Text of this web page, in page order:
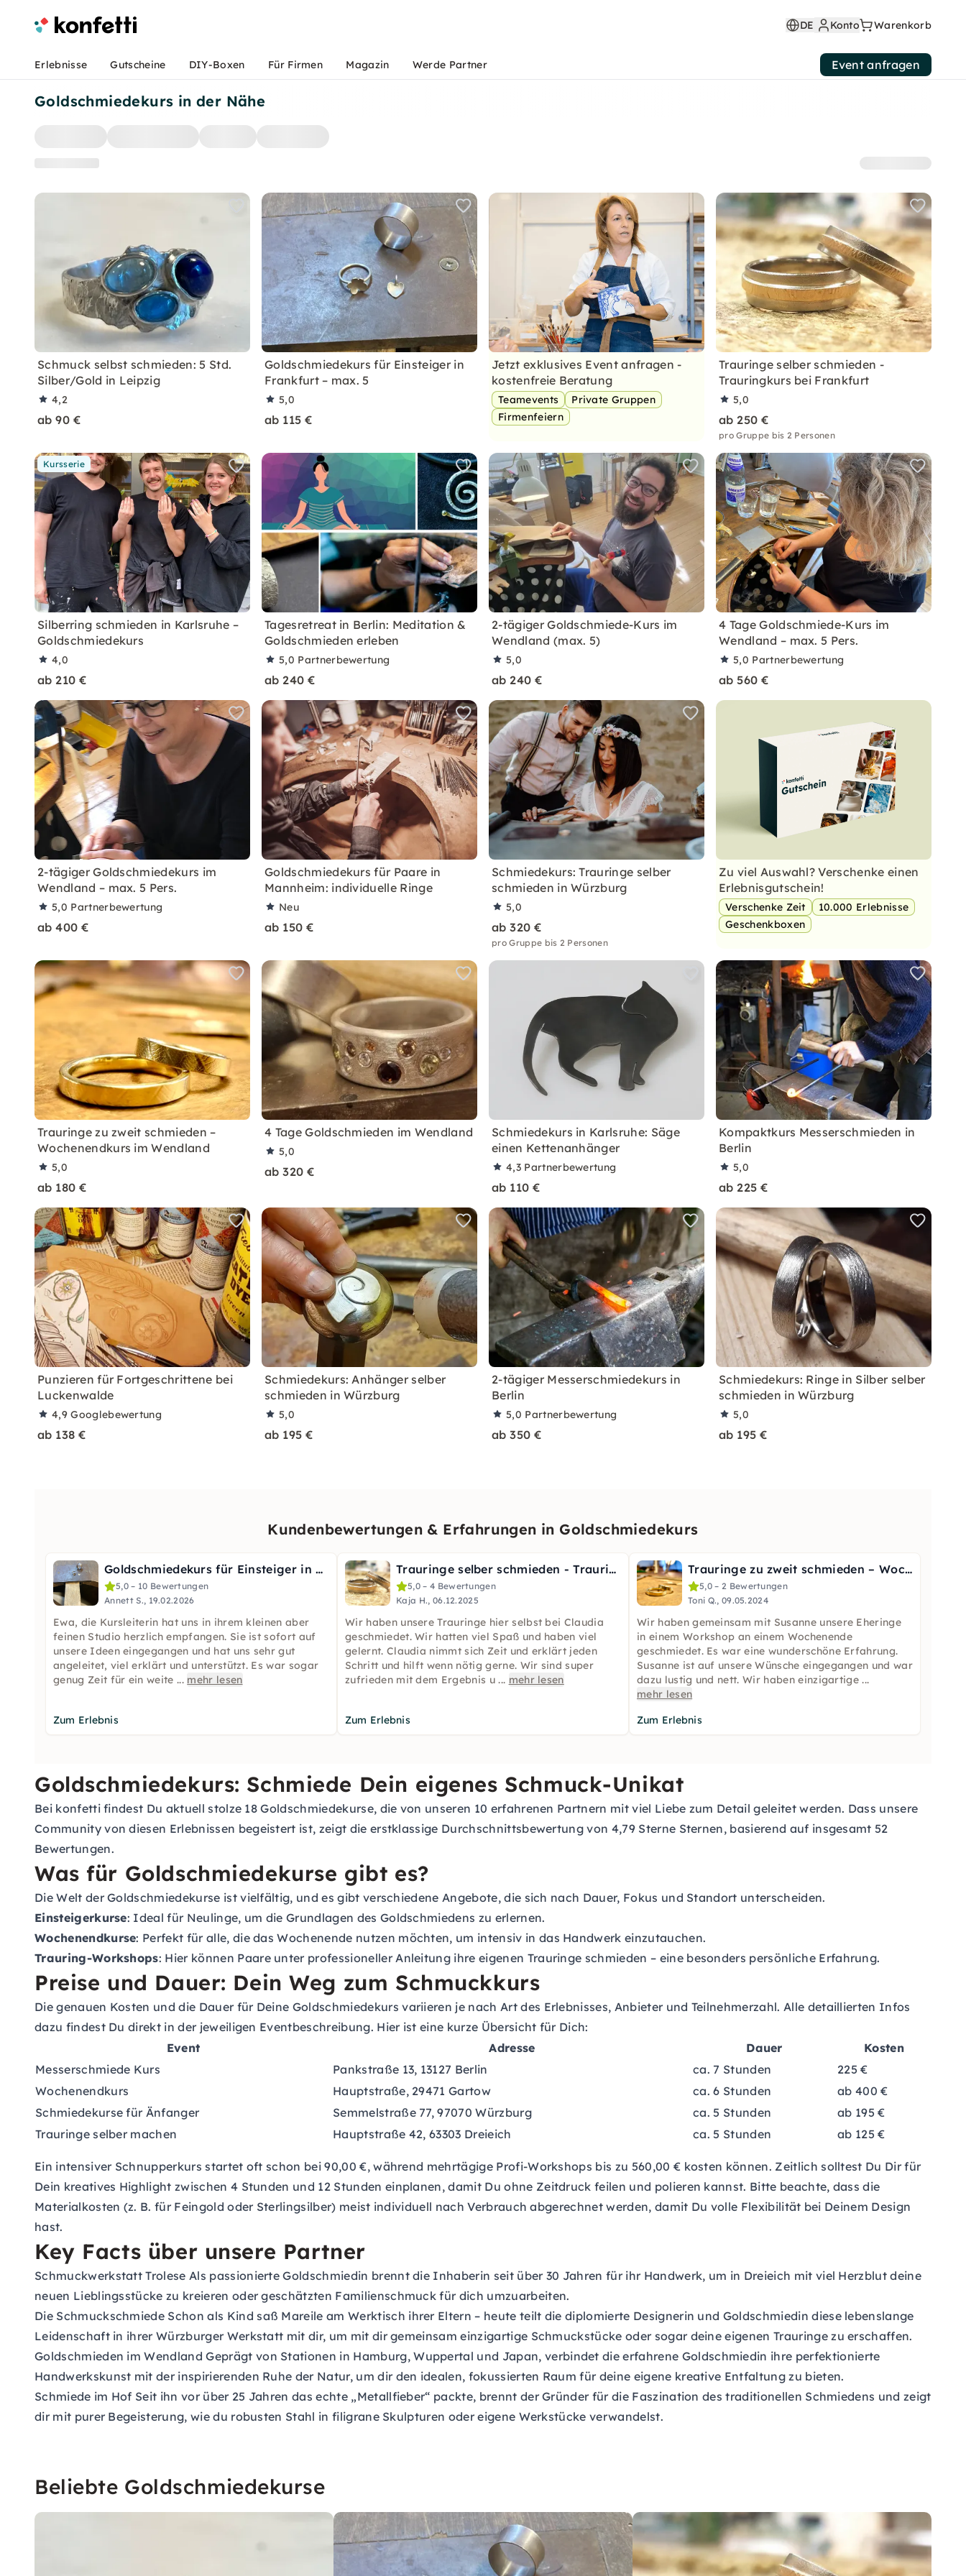
Goldschmiedekurs in der Nähe
Schmuck selbst schmieden: 5 Std.
Silber/Gold in Leipzig
4,2
ab 90 €
Goldschmiedekurs für Einsteiger in
Frankfurt – max. 5
5,0
ab 115 €
Jetzt exklusives Event anfragen -
kostenfreie Beratung
Teamevents
Private Gruppen
Firmenfeiern
Trauringe selber schmieden -
Trauringkurs bei Frankfurt
5,0
ab 250 €
pro Gruppe bis 2 Personen
Kursserie
Silberring schmieden in Karlsruhe –
Goldschmiedekurs
4,0
ab 210 €
Tagesretreat in Berlin: Meditation &
Goldschmieden erleben
5,0 Partnerbewertung
ab 240 €
2-tägiger Goldschmiede-Kurs im
Wendland (max. 5)
5,0
ab 240 €
4 Tage Goldschmiede-Kurs im
Wendland – max. 5 Pers.
5,0 Partnerbewertung
ab 560 €
2-tägiger Goldschmiedekurs im
Wendland – max. 5 Pers.
5,0 Partnerbewertung
ab 400 €
Goldschmiedekurs für Paare in
Mannheim: individuelle Ringe
Neu
ab 150 €
Schmiedekurs: Trauringe selber
schmieden in Würzburg
5,0
ab 320 €
pro Gruppe bis 2 Personen
Zu viel Auswahl? Verschenke einen
Erlebnisgutschein!
Verschenke Zeit
10.000 Erlebnisse
Geschenkboxen
Trauringe zu zweit schmieden –
Wochenendkurs im Wendland
5,0
ab 180 €
4 Tage Goldschmieden im Wendland
5,0
ab 320 €
Schmiedekurs in Karlsruhe: Säge
einen Kettenanhänger
4,3 Partnerbewertung
ab 110 €
Kompaktkurs Messerschmieden in
Berlin
5,0
ab 225 €
Punzieren für Fortgeschrittene bei
Luckenwalde
4,9Googlebewertung
ab 138 €
Schmiedekurs: Anhänger selber
schmieden in Würzburg
5,0
ab 195 €
2-tägiger Messerschmiedekurs in
Berlin
5,0 Partnerbewertung
ab 350 €
Schmiedekurs: Ringe in Silber selber
schmieden in Würzburg
5,0
ab 195 €
Kundenbewertungen & Erfahrungen in Goldschmiedekurs
Goldschmiedekurs für Einsteiger in Frankfurt – max. 5
5,0 – 10 Bewertungen
Annett S., 19.02.2026
Ewa, die Kursleiterin hat uns in ihrem kleinen aber
feinen Studio herzlich empfangen. Sie ist sofort auf
unsere Ideen eingegangen und hat uns sehr gut
angeleitet, viel erklärt und unterstützt. Es war sogar
genug Zeit für ein weite ... mehr lesen
Zum Erlebnis
Trauringe selber schmieden - Trauringkurs bei Frankfurt
5,0 – 4 Bewertungen
Kaja H., 06.12.2025
Wir haben unsere Trauringe hier selbst bei Claudia
geschmiedet. Wir hatten viel Spaß und haben viel
gelernt. Claudia nimmt sich Zeit und erklärt jeden
Schritt und hilft wenn nötig gerne. Wir sind super
zufrieden mit dem Ergebnis u... mehr lesen
Zum Erlebnis
Trauringe zu zweit schmieden – Wochenendkurs im Wendland
5,0 – 2 Bewertungen
Toni Q., 09.05.2024
Wir haben gemeinsam mit Susanne unsere Eheringe
in einem Workshop an einem Wochenende
geschmiedet. Es war eine wunderschöne Erfahrung.
Susanne ist auf unsere Wünsche eingegangen und war
dazu lustig und nett. Wir haben einzigartige ...
mehr lesen
Zum Erlebnis
Goldschmiedekurs: Schmiede Dein eigenes Schmuck-Unikat
Bei konfetti findest Du aktuell stolze 18 Goldschmiedekurse, die von unseren 10 erfahrenen Partnern mit viel Liebe zum Detail geleitet werden. Dass unsere
Community von diesen Erlebnissen begeistert ist, zeigt die erstklassige Durchschnittsbewertung von 4,79 Sterne Sternen, basierend auf insgesamt 52
Bewertungen.
Was für Goldschmiedekurse gibt es?
Die Welt der Goldschmiedekurse ist vielfältig, und es gibt verschiedene Angebote, die sich nach Dauer, Fokus und Standort unterscheiden.
Einsteigerkurse: Ideal für Neulinge, um die Grundlagen des Goldschmiedens zu erlernen.
Wochenendkurse: Perfekt für alle, die das Wochenende nutzen möchten, um intensiv in das Handwerk einzutauchen.
Trauring-Workshops: Hier können Paare unter professioneller Anleitung ihre eigenen Trauringe schmieden – eine besonders persönliche Erfahrung.
Preise und Dauer: Dein Weg zum Schmuckkurs
Die genauen Kosten und die Dauer für Deine Goldschmiedekurs variieren je nach Art des Erlebnisses, Anbieter und Teilnehmerzahl. Alle detaillierten Infos
dazu findest Du direkt in der jeweiligen Eventbeschreibung. Hier ist eine kurze Übersicht für Dich:
Event
Adresse Dauer
Kosten
Messerschmiede Kurs
Pankstraße 13, 13127 Berlin ca. 7 Stunden
225 €
Wochenendkurs
Hauptstraße, 29471 Gartow ca. 6 Stunden
ab 400 €
Schmiedekurse für Änfanger
Semmelstraße 77, 97070 Würzburg ca. 5 Stunden
ab 195 €
Trauringe selber machen
Hauptstraße 42, 63303 Dreieich ca. 5 Stunden ab 125 €
Ein intensiver Schnupperkurs startet oft schon bei 90,00 €, während mehrtägige Profi-Workshops bis zu 560,00 € kosten können. Zeitlich solltest Du Dir für
Dein kreatives Highlight zwischen 4 Stunden und 12 Stunden einplanen, damit Du ohne Zeitdruck feilen und polieren kannst. Bitte beachte, dass die
Materialkosten (z. B. für Feingold oder Sterlingsilber) meist individuell nach Verbrauch abgerechnet werden, damit Du volle Flexibilität bei Deinem Design
hast.
Key Facts über unsere Partner
Schmuckwerkstatt Trolese Als passionierte Goldschmiedin brennt die Inhaberin seit über 30 Jahren für ihr Handwerk, um in Dreieich mit viel Herzblut deine
neuen Lieblingsstücke zu kreieren oder geschätzten Familienschmuck für dich umzuarbeiten.
Die Schmuckschmiede Schon als Kind saß Mareile am Werktisch ihrer Eltern – heute teilt die diplomierte Designerin und Goldschmiedin diese lebenslange
Leidenschaft in ihrer Würzburger Werkstatt mit dir, um mit dir gemeinsam einzigartige Schmuckstücke oder sogar deine eigenen Trauringe zu erschaffen.
Goldschmieden im Wendland Geprägt von Stationen in Hamburg, Wuppertal und Japan, verbindet die erfahrene Goldschmiedin ihre perfektionierte
Handwerkskunst mit der inspirierenden Ruhe der Natur, um dir den idealen, fokussierten Raum für deine eigene kreative Entfaltung zu bieten.
Schmiede im Hof Seit ihn vor über 25 Jahren das echte „Metallfieber“ packte, brennt der Gründer für die Faszination des traditionellen Schmiedens und zeigt
dir mit purer Begeisterung, wie du robusten Stahl in filigrane Skulpturen oder eigene Werkstücke verwandelst.
Beliebte Goldschmiedekurse
DE Konto Warenkorb
Erlebnisse Gutscheine DIY-Boxen Für Firmen Magazin Werde Partner Event anfragen